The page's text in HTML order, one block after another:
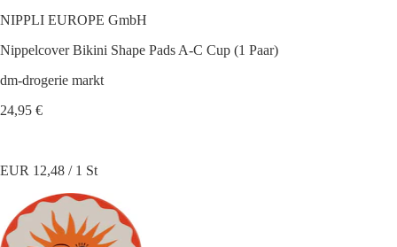
NIPPLI EUROPE GmbH
Nippelcover Bikini Shape Pads A-C Cup (1 Paar)
dm-drogerie markt
24,95 €
EUR 12,48 / 1 St